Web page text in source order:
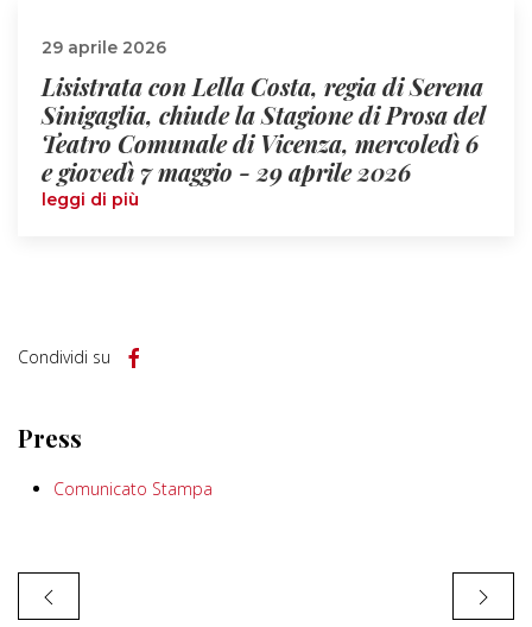
29 aprile 2026
Lisistrata con Lella Costa, regia di Serena
Sinigaglia, chiude la Stagione di Prosa del
Teatro Comunale di Vicenza, mercoledì 6
e giovedì 7 maggio - 29 aprile 2026
leggi di più
Condividi su
Press
Comunicato Stampa